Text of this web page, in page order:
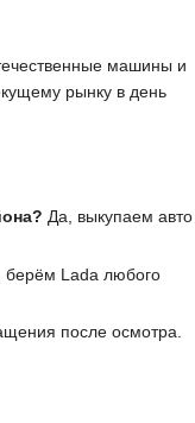
машины и
рынку в день
Да, выкупаем авто
берём Lada любого
после осмотра.